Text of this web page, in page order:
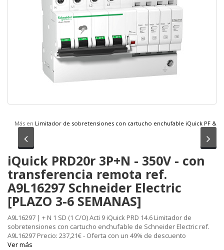
Más en Limitador de sobretensiones con cartucho enchufable iQuick PF &
Anterior
iQuick PRD20r 3P+N - 350V - con
transferencia remota ref.
A9L16297 Schneider Electric
[PLAZO 3-6 SEMANAS]
A9L16297 | + N 1 SD (1 C/O) Acti 9 iQuick PRD 14.6 Limitador de
sobretensiones con cartucho enchufable de Schneider Electric ref.
A9L16297 Precio: 237,21€ - Oferta con un 49% de descuento
Ver más